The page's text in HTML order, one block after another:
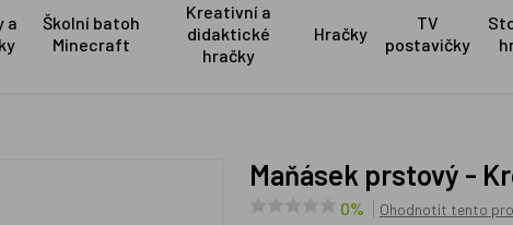
a
Školní batoh
Minecraft
Kreativní a
didaktické
hračky
Hračky
TV
postavičky
Maňásek prstový -
0% Ohodnotit tento